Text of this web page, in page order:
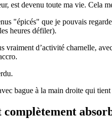
est devenu toute ma vie. Cela
"épicés" que je pouvais
heures défiler).
vraiment d’activité charnelle,